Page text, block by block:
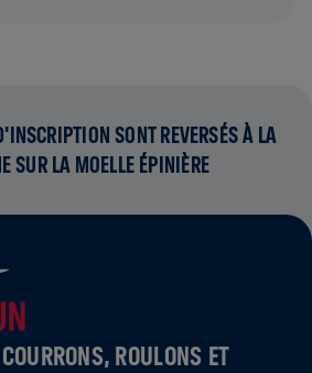
SONT REVERSÉS À LA
SUR LA MOELLE ÉPINIÈRE
ROULONS ET